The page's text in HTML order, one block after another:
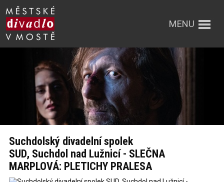
MENU
Suchdolský divadelní spolek
SUD, Suchdol nad Lužnicí - SLEČNA
MARPLOVÁ: PLETICHY PRALESA